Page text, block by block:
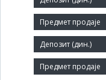
ДП
Делатност:
Гајење садног
Матични број: